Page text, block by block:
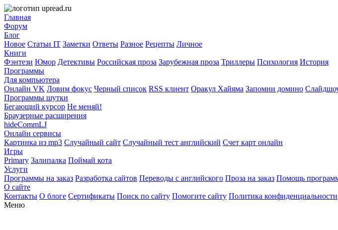
Главная
Форум
Блог
Новое Статьи IT Заметки Ответы Разное Рецепты Личное
Книги
Фэнтези Юмор Детективы Российская проза Зарубежная проза Триллеры Психология История
Программы
Для компьютера
Онлайн VK Ловим фокус Черный список RSS клиент Оракул Хайяма Запомни домино
Программы шутки
Бегающий курсор Не меняй!
Браузерные расширения
hideCommLJ
Онлайн сервисы
Картинка из mp3 Случайный сайт Случайный тест английский Счет карт онлайн
Игры
Primary Залипалка Поймай кота
Услуги
Программы на заказ Разработка сайтов Переводы с английского Проза на заказ Помощь
О сайте
Контакты О блоге Сертификаты Поиск по сайту Помогите сайту Политика конфиденциальности
Меню